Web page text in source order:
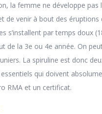
la femme ne développe pas
venir à bout des éruptions
s’installent par temps doux
de la 3e ou 4e année. On
La spiruline est donc
qui doivent
RMA et un certificat.